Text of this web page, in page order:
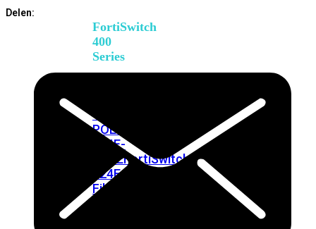
FortiSwitch
400
Series
424E-
POE
424E-
FPOEFortiSwitch
424E-
Fiber
aantal
Delen: